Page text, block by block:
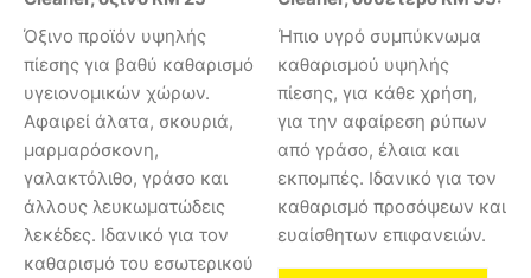
Όξινο προϊόν υψηλής
πίεσης για βαθύ καθαρισμό
υγειονομικών χώρων.
Αφαιρεί άλατα, σκουριά,
μαρμαρόσκονη,
γαλακτόλιθο, γράσο και
άλλους λευκωματώδεις
λεκέδες. Ιδανικό για τον
καθαρισμό του εσωτερικού
Ήπιο υγρό συμπύκνωμα
καθαρισμού υψηλής
πίεσης, για κάθε χρήση,
για την αφαίρεση ρύπων
από γράσο, έλαια και
εκπομπές. Ιδανικό για τον
καθαρισμό προσόψεων και
ευαίσθητων επιφανειών.